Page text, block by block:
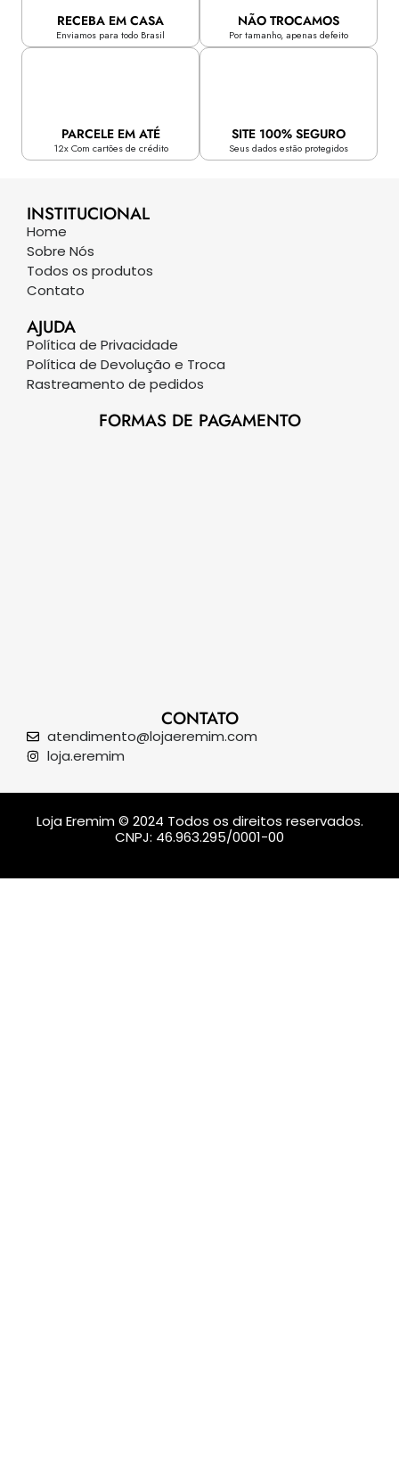
RECEBA EM CASA
Enviamos para todo Brasil
NÃO TROCAMOS
Por tamanho, apenas defeito
PARCELE EM ATÉ
12x Com cartões de crédito
SITE 100% SEGURO
Seus dados estão protegidos
INSTITUCIONAL
Home
Sobre Nós
Todos os produtos
Contato
AJUDA
Política de Privacidade
Política de Devolução e Troca
Rastreamento de pedidos
FORMAS DE PAGAMENTO
CONTATO
atendimento@lojaeremim.com
loja.eremim
Loja Eremim © 2024 Todos os direitos reservados.
CNPJ: 46.963.295/0001-00